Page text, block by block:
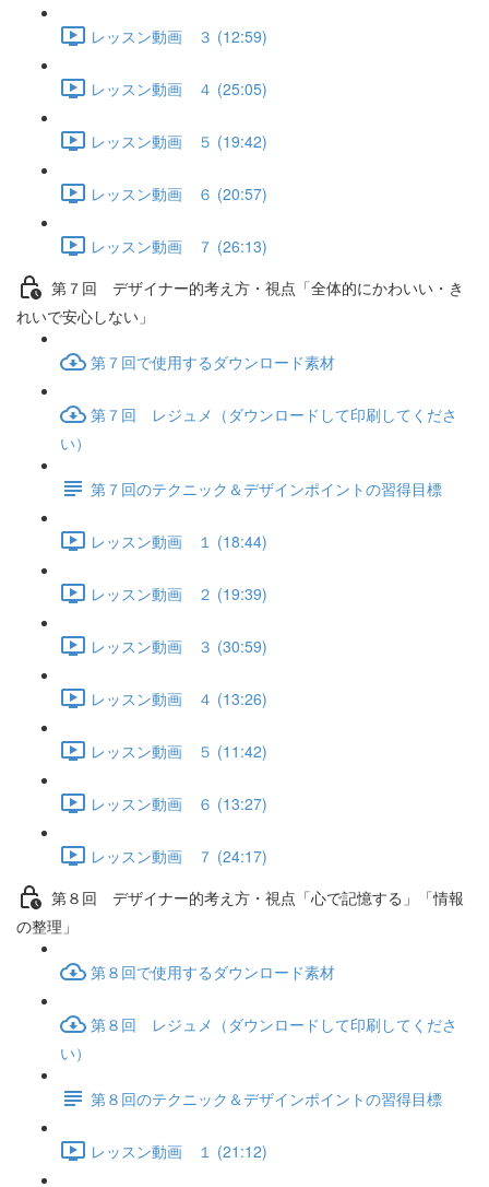
レッスン動画 ３ (12:59)
レッスン動画 ４ (25:05)
レッスン動画 ５ (19:42)
レッスン動画 ６ (20:57)
レッスン動画 ７ (26:13)
第７回 デザイナー的考え方・視点「全体的にかわいい・き
れいで安心しない」
第７回で使用するダウンロード素材
第７回 レジュメ（ダウンロードして印刷してくださ
い）
第７回のテクニック＆デザインポイントの習得目標
レッスン動画 １ (18:44)
レッスン動画 ２ (19:39)
レッスン動画 ３ (30:59)
レッスン動画 ４ (13:26)
レッスン動画 ５ (11:42)
レッスン動画 ６ (13:27)
レッスン動画 ７ (24:17)
第８回 デザイナー的考え方・視点「心で記憶する」「情報
の整理」
第８回で使用するダウンロード素材
第８回 レジュメ（ダウンロードして印刷してくださ
い）
第８回のテクニック＆デザインポイントの習得目標
レッスン動画 １ (21:12)